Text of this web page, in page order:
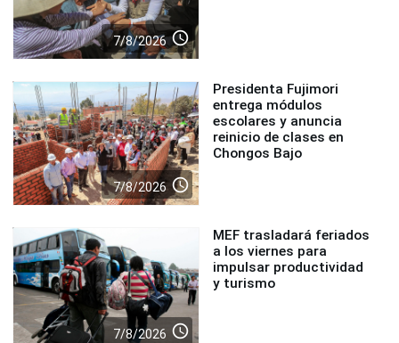
7/8/2026 access_time
7/8/2026 access_time
Presidenta Fujimori
entrega módulos
escolares y anuncia
reinicio de clases en
Chongos Bajo
7/8/2026 access_time
MEF trasladará feriados
a los viernes para
impulsar productividad
y turismo